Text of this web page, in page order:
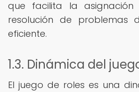
que facilita la
resolución de problemas
eficiente.
1.3. Dinámica del
El juego de roles es una